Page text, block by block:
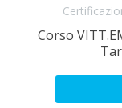
Corso